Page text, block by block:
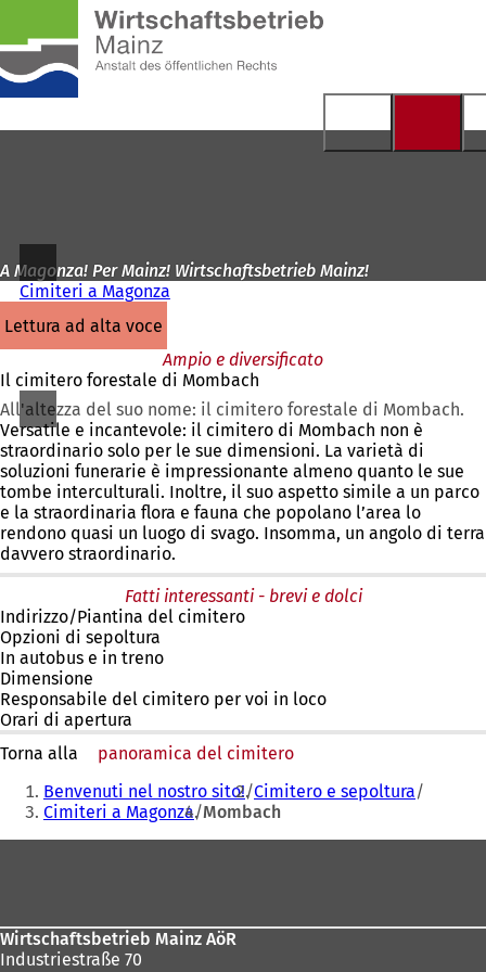
Vai al contenuto
iniziale
A Magonza! Per Mainz! Wirtschaftsbetrieb Mainz!
Cimiteri a Magonza
lettura ad alta voce
Ampio e diversificato
Il cimitero forestale di Mombach
All'altezza del suo nome: il cimitero forestale di Mombach.
Versatile e incantevole: il cimitero di Mombach non è
straordinario solo per le sue dimensioni. La varietà di
soluzioni funerarie è impressionante almeno quanto le sue
tombe interculturali. Inoltre, il suo aspetto simile a un parco
e la straordinaria flora e fauna che popolano l’area lo
rendono quasi un luogo di svago. Insomma, un angolo di terra
davvero straordinario.
Fatti interessanti - brevi e dolci
Indirizzo/Piantina del cimitero
Opzioni di sepoltura
In autobus e in treno
Dimensione
Responsabile del cimitero per voi in loco
Orari di apertura
Torna alla
panoramica del cimitero
Siete
qui:
Benvenuti nel nostro sito! Cimitero e sepoltura
Cimiteri a Magonza Mombach
Wirtschaftsbetrieb Mainz AöR
Industriestraße 70